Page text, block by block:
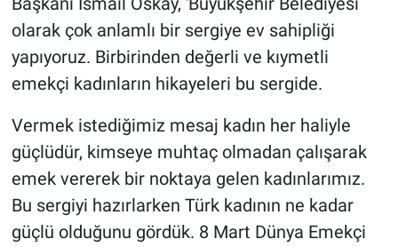
olarak çok anlamlı bir sergiye ev sahipliği
yapıyoruz. Birbirinden değerli ve kıymetli
emekçi kadınların hikayeleri bu sergide.
Vermek istediğimiz mesaj kadın her haliyle
güçlüdür, kimseye muhtaç olmadan çalışarak
emek vererek bir noktaya gelen kadınlarımız.
Bu sergiyi hazırlarken Türk kadının ne kadar
güçlü olduğunu gördük. 8 Mart Dünya Emekçi